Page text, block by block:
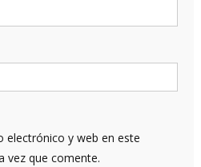
electrónico y web en este
vez que comente.